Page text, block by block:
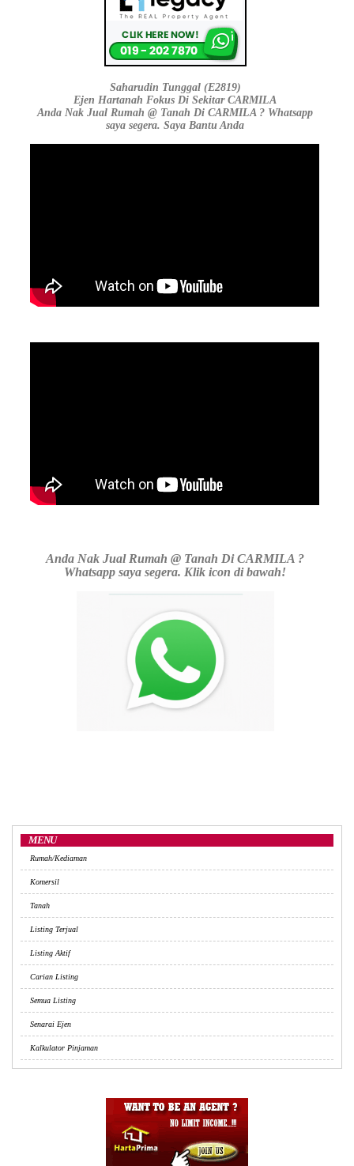
Saharudin Tunggal (E2819)
Ejen Hartanah Fokus Di Sekitar CARMILA
Anda Nak Jual Rumah @ Tanah Di CARMILA ? Whatsapp
saya segera. Saya Bantu Anda
Anda Nak Jual Rumah @ Tanah Di CARMILA ?
Whatsapp saya segera. Klik icon di bawah!
MENU
Rumah/Kediaman
Komersil
Tanah
Listing Terjual
Listing Aktif
Carian Listing
Semua Listing
Senarai Ejen
Kalkulator Pinjaman